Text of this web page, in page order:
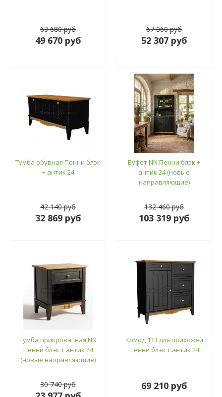
63 680 руб
49 670 руб
67 060 руб
52 307 руб
Тумба обувная Пенни блэк
+ антик 24
42 140 руб
32 869 руб
Буфет NN Пенни блэк +
антик 24 (новые
направляющие)
132 460 руб
103 319 руб
Тумба прикроватная NN
Пенни блэк + антик 24
(новые направляющие)
30 740 руб
Комод 113 для прихожей
Пенни блэк + антик 24
69 210 руб